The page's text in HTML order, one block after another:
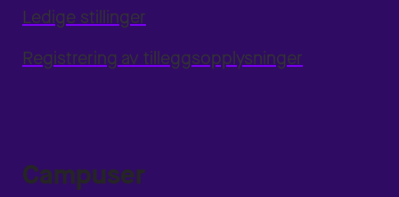
Ledige stillinger
Registrering av tilleggsopplysninger
Campuser